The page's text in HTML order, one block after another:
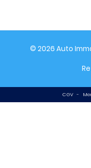
© 2026 Auto
CGV -